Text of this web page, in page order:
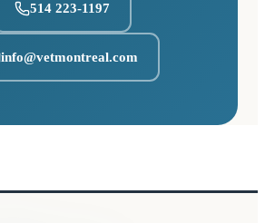
514 223-1197
info@vetmontreal.com